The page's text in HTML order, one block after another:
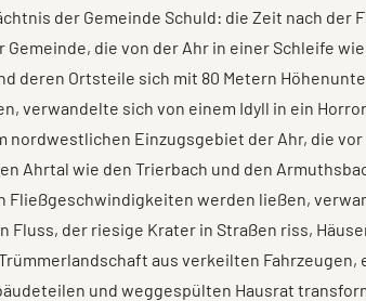
der Gemeinde Schuld: die Zeit nach der
die von der Ahr in einer Schleife
deren Ortsteile sich mit 80 Metern
verwandelte sich von einem Idyll in ein
nordwestlichen Einzugsgebiet der Ahr, die vor
Ahrtal wie den Trierbach und den
Fließgeschwindigkeiten werden ließen,
Fluss, der riesige Krater in Straßen riss,
aus verkeilten Fahrzeugen,
und weggespülten Hausrat